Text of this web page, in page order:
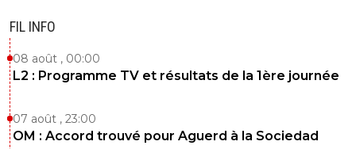
FIL INFO
08 août , 00:00
L2 : Programme TV et résultats de la 1ère journée
07 août , 23:00
OM : Accord trouvé pour Aguerd à la Sociedad